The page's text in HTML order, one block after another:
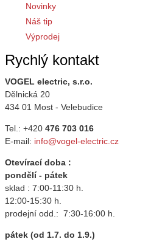
Novinky
Náš tip
Výprodej
Rychlý kontakt
VOGEL electric, s.r.o.
Dělnická 20
434 01 Most - Velebudice
Tel.: +420 476 703 016
E-mail: info@vogel-electric.cz
Otevírací doba :
pondělí - pátek
sklad : 7:00-11:30 h.
12:00-15:30 h.
prodejní odd.: 7:30-16:00 h.
pátek (od 1.7. do 1.9.)